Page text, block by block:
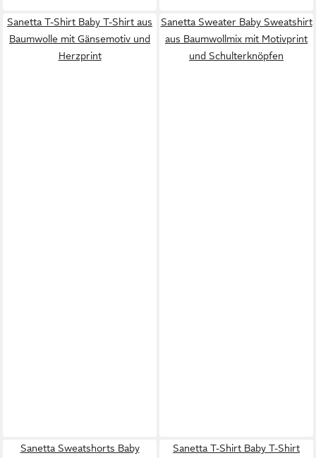
Sanetta T-Shirt Baby T-Shirt aus
Baumwolle mit Gänsemotiv und
Herzprint
Sanetta Sweater Baby Sweatshirt
aus Baumwollmix mit Motivprint
und Schulterknöpfen
Sanetta Sweatshorts Baby
Sanetta T-Shirt Baby T-Shirt